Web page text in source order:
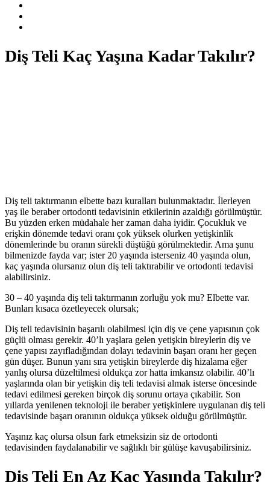
Diş Teli Kaç Yaşına Kadar Takılır?
Diş teli taktırmanın elbette bazı kuralları bulunmaktadır. İlerleyen
yaş ile beraber ortodonti tedavisinin etkilerinin azaldığı görülmüştür.
Bu yüzden erken müdahale her zaman daha iyidir. Çocukluk ve
erişkin dönemde tedavi oranı çok yüksek olurken yetişkinlik
dönemlerinde bu oranın sürekli düştüğü görülmektedir. Ama şunu
bilmenizde fayda var; ister 20 yaşında isterseniz 40 yaşında olun,
kaç yaşında olursanız olun diş teli taktırabilir ve ortodonti tedavisi
alabilirsiniz.
30 – 40 yaşında diş teli taktırmanın zorluğu yok mu? Elbette var.
Bunları kısaca özetleyecek olursak;
Diş teli tedavisinin başarılı olabilmesi için diş ve çene yapısının çok
güçlü olması gerekir. 40’lı yaşlara gelen yetişkin bireylerin diş ve
çene yapısı zayıfladığından dolayı tedavinin başarı oranı her geçen
gün düşer. Bunun yanı sıra yetişkin bireylerde diş hizalama eğer
yanlış olursa düzeltilmesi oldukça zor hatta imkansız olabilir. 40’lı
yaşlarında olan bir yetişkin diş teli tedavisi almak isterse öncesinde
tedavi edilmesi gereken birçok diş sorunu ortaya çıkabilir. Son
yıllarda yenilenen teknoloji ile beraber yetişkinlere uygulanan diş teli
tedavisinde başarı oranının oldukça yüksek olduğu görülmüştür.
Yaşınız kaç olursa olsun fark etmeksizin siz de ortodonti
tedavisinden faydalanabilir ve sağlıklı bir gülüşe kavuşabilirsiniz.
Diş Teli En Az Kaç Yaşında Takılır?